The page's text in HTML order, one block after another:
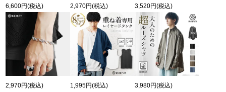
6,600円(税込) 2,970円(税込) 3,520円(税込)
2,970円(税込) 1,995円(税込) 3,980円(税込)